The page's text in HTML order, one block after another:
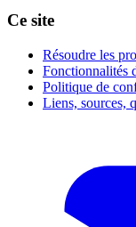
Ce site
Résoudre les
Fonctionnalités
Politique de
Liens, sources,